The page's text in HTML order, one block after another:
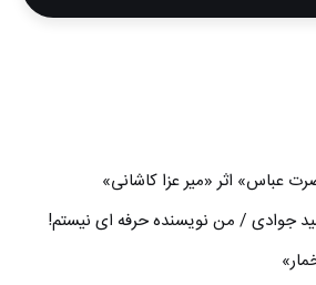
جوادی / من نویسنده حرفه ای نیستم!